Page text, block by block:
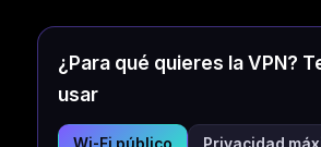
¿Para qué quieres la VPN?
usar
Wi-Fi público Privacidad